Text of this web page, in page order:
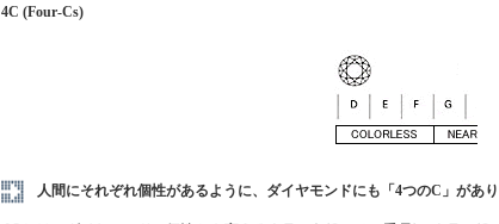
4C (Four-Cs)
人間にそれぞれ個性があるように、ダイヤモンドにも「4つのC」があり